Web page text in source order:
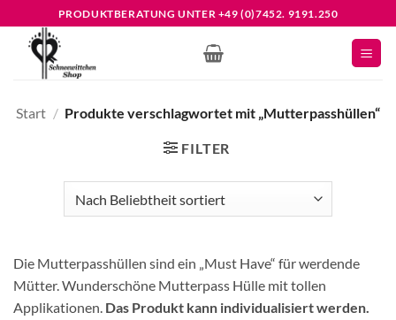
Inhalt
springen
PRODUKTBERATUNG UNTER +49 (0)7452. 9191.250
Start / Produkte verschlagwortet mit „Mutterpasshüllen“
FILTER
Die Mutterpasshüllen sind ein „Must Have“ für werdende
Mütter. Wunderschöne Mutterpass Hülle mit tollen
Applikationen. Das Produkt kann individualisiert werden.